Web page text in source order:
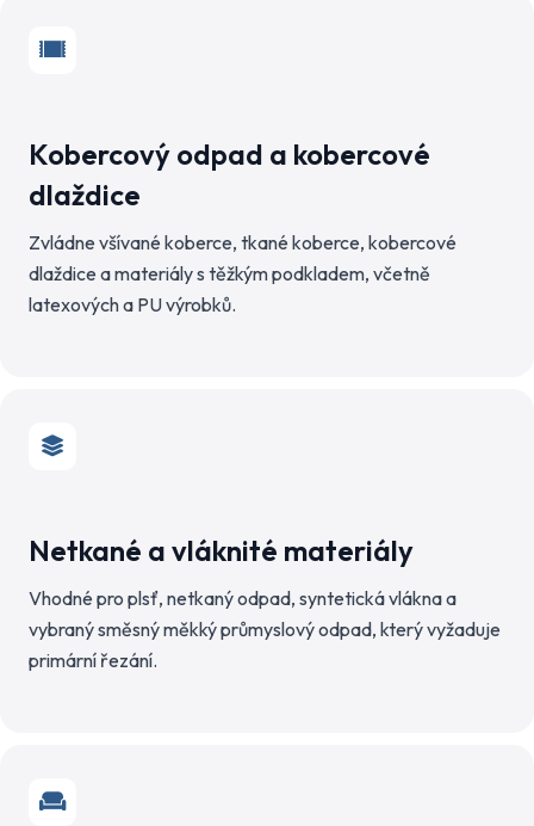
Kobercový odpad a kobercové
dlaždice
Zvládne všívané koberce, tkané koberce, kobercové
dlaždice a materiály s těžkým podkladem, včetně
latexových a PU výrobků.
Netkané a vláknité materiály
Vhodné pro plsť, netkaný odpad, syntetická vlákna a
vybraný směsný měkký průmyslový odpad, který vyžaduje
primární řezání.